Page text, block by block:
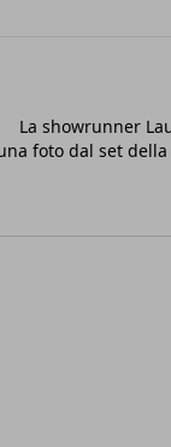
La showrunner
foto dal set